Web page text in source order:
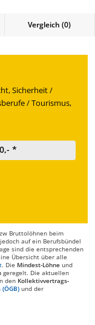
Vergleich (0)
Sicherheit /
/ Tourismus,
*
Bruttolöhnen beim
auf ein Berufsbündel
sind die entsprechenden
Übersicht über alle
. Die Mindest-Löhne und
geregelt. Die aktuellen
den Kollektivvertrags-
und der